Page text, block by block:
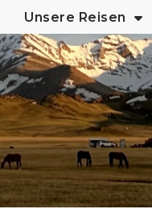
Unsere Reisen